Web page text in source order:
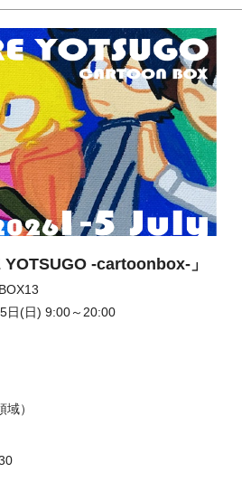
-cartoonbox-」
(日) 9:00～20:00
域）